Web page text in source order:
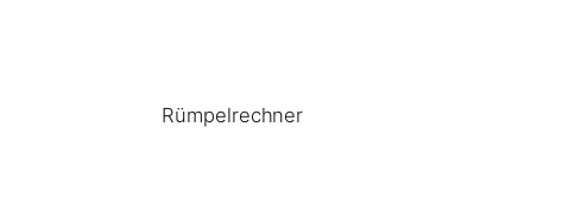
Rümpelrechner